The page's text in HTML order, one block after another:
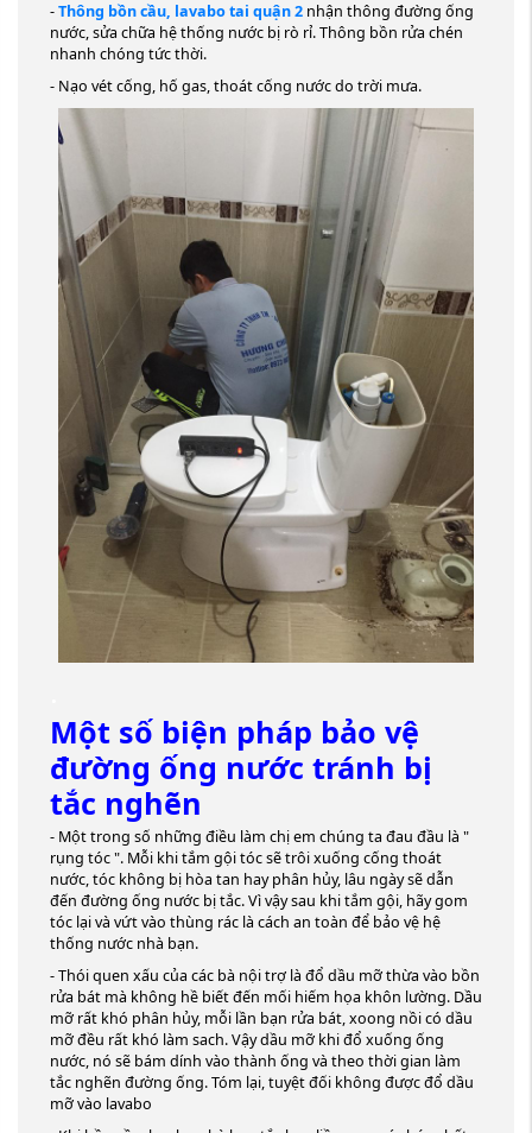
-Thông bồn cầu, lavabo tai quận 2 nhận thông đường ống
nước, sửa chữa hệ thống nước bị rò rỉ. Thông bồn rửa chén
nhanh chóng tức thời.
- Nạo vét cống, hố gas, thoát cống nước do trời mưa.
Một số biện pháp bảo vệ
đường ống nước tránh bị
tắc nghẽn
- Một trong số những điều làm chị em chúng ta đau đầu là "
rụng tóc ". Mỗi khi tắm gội tóc sẽ trôi xuống cống thoát
nước, tóc không bị hòa tan hay phân hủy, lâu ngày sẽ dẫn
đến đường ống nước bị tắc. Vì vậy sau khi tắm gội, hãy gom
tóc lại và vứt vào thùng rác là cách an toàn để bảo vệ hệ
thống nước nhà bạn.
- Thói quen xấu của các bà nội trợ là đổ dầu mỡ thừa vào bồn
rửa bát mà không hề biết đến mối hiếm họa khôn lường. Dầu
mỡ rất khó phân hủy, mỗi lần bạn rửa bát, xoong nồi có dầu
mỡ đều rất khó làm sach. Vậy dầu mỡ khi đổ xuống ống
nước, nó sẽ bám dính vào thành ống và theo thời gian làm
tắc nghẽn đường ống. Tóm lại, tuyệt đối không được đổ dầu
mỡ vào lavabo